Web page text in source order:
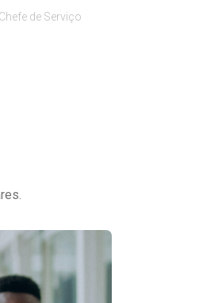
Chefe de Serviço